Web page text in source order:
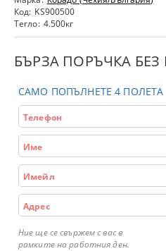
Код: KS900500
Тегло: 4.500кг
БЪРЗА ПОРЪЧКА БЕЗ
САМО ПОПЪЛНЕТЕ 4 ПОЛЕТА
Ние ще се свържем с вас в
рамките на работния ден.